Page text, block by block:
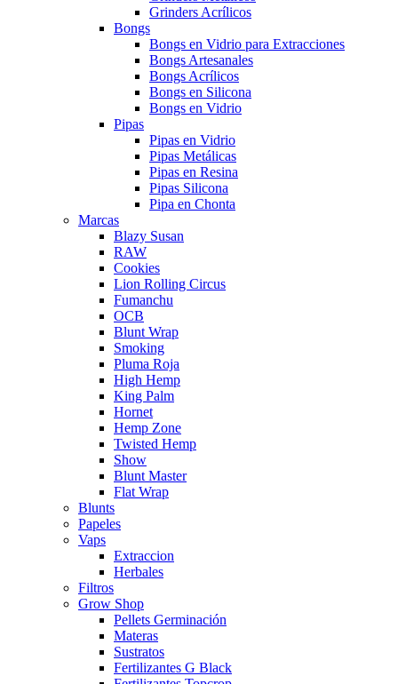
Grinders Acrílicos
Bongs
Bongs en Vidrio para Extracciones
Bongs Artesanales
Bongs Acrílicos
Bongs en Silicona
Bongs en Vidrio
Pipas
Pipas en Vidrio
Pipas Metálicas
Pipas en Resina
Pipas Silicona
Pipa en Chonta
Marcas
Blazy Susan
RAW
Cookies
Lion Rolling Circus
Fumanchu
OCB
Blunt Wrap
Smoking
Pluma Roja
High Hemp
King Palm
Hornet
Hemp Zone
Twisted Hemp
Show
Blunt Master
Flat Wrap
Blunts
Papeles
Vaps
Extraccion
Herbales
Filtros
Grow Shop
Pellets Germinación
Materas
Sustratos
Fertilizantes G Black